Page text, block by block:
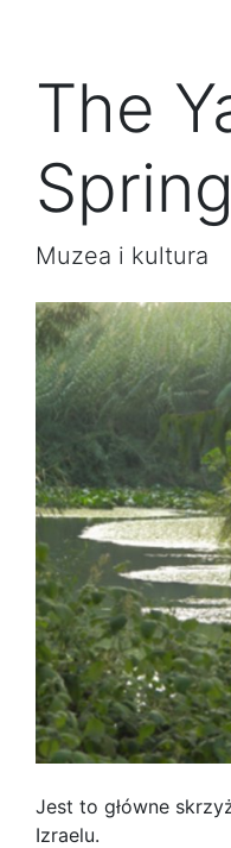
The
Muzea i kultura
Jest to główne
Izraelu.